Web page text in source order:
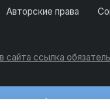
Авторские права
сайта ссылка
Активность